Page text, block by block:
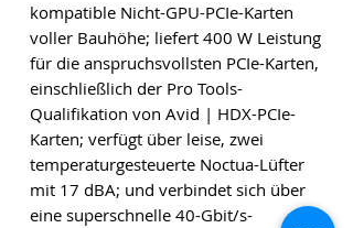
kompatible Nicht-GPU-PCIe-Karten
voller Bauhöhe; liefert 400 W Leistung
für die anspruchsvollsten PCIe-Karten,
einschließlich der Pro Tools-
Qualifikation von Avid | HDX-PCIe-
Karten; verfügt über leise, zwei
temperaturgesteuerte Noctua-Lüfter
mit 17 dBA; und verbindet sich über
eine superschnelle 40-Gbit/s-